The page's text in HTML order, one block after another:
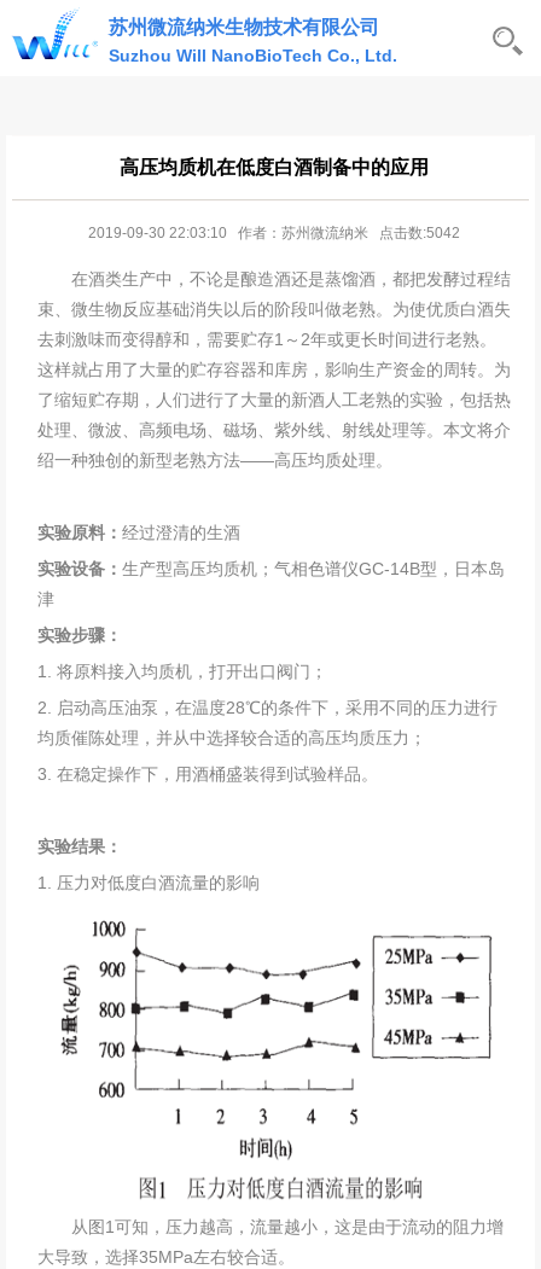
苏州微流纳米生物技术有限公司
Suzhou Will NanoBioTech Co., Ltd.
高压均质机在低度白酒制备中的应用
2019-09-30 22:03:10 作者：苏州微流纳米 点击数:5042
在酒类生产中，不论是酿造酒还是蒸馏酒，都把发酵过程结
束、微生物反应基础消失以后的阶段叫做老熟。为使优质白酒失
去刺激味而变得醇和，需要贮存1～2年或更长时间进行老熟。
这样就占用了大量的贮存容器和库房，影响生产资金的周转。为
了缩短贮存期，人们进行了大量的新酒人工老熟的实验，包括热
处理、微波、高频电场、磁场、紫外线、射线处理等。本文将介
绍一种独创的新型老熟方法——高压均质处理。
实验原料： 经过澄清的生酒
实验设备： 生产型高压均质机；气相色谱仪GC-14B型，日本岛
津
实验步骤：
1. 将原料接入均质机，打开出口阀门；
2. 启动高压油泵，在温度28℃的条件下，采用不同的压力进行
均质催陈处理，并从中选择较合适的高压均质压力；
3. 在稳定操作下，用酒桶盛装得到试验样品。
实验结果：
1. 压力对低度白酒流量的影响
从图1可知，压力越高，流量越小，这是由于流动的阻力增
大导致，选择35MPa左右较合适。